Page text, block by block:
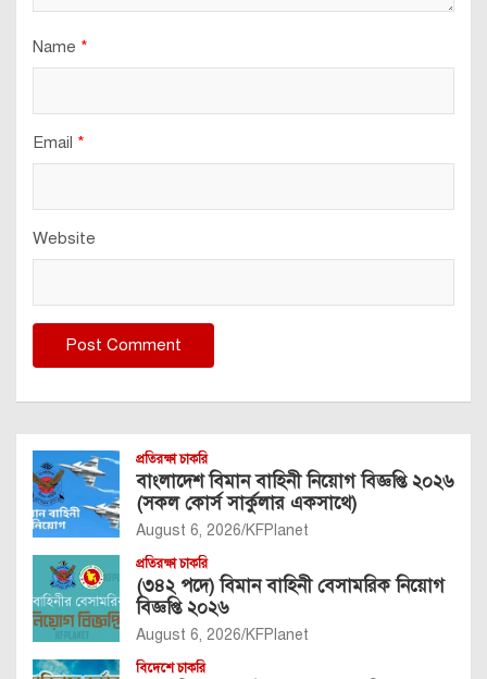
Name *
Email *
Website
প্রতিরক্ষা চাকরি
বাংলাদেশ বিমান বাহিনী নিয়োগ বিজ্ঞপ্তি ২০২৬
(সকল কোর্স সার্কুলার একসাথে)
August 6, 2026 KFPlanet
প্রতিরক্ষা চাকরি
(৩৪২ পদে) বিমান বাহিনী বেসামরিক নিয়োগ
বিজ্ঞপ্তি ২০২৬
August 6, 2026 KFPlanet
বিদেশে চাকরি